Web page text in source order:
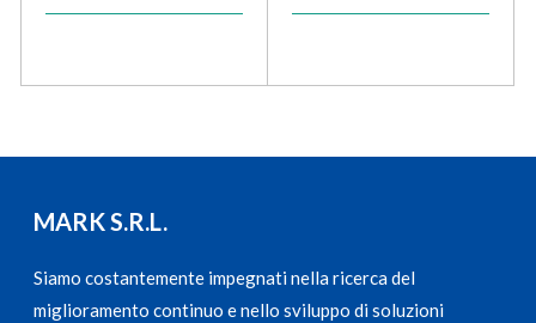
MARK S.R.L.
Siamo costantemente impegnati nella ricerca del
miglioramento continuo e nello sviluppo di soluzioni